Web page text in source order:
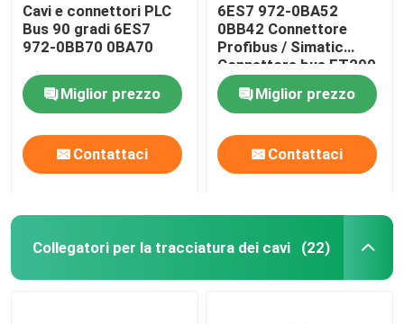
Cavi e connettori PLC
Bus 90 gradi 6ES7
972-0BB70 0BA70
Miglior prezzo
Contattaci
6ES7 972-0BA52
0BB42 Connettore
Profibus / Simatic
Connettore bus ET200
Miglior prezzo
Contattaci
Collegatori per la tracciatura dei cavi (22)